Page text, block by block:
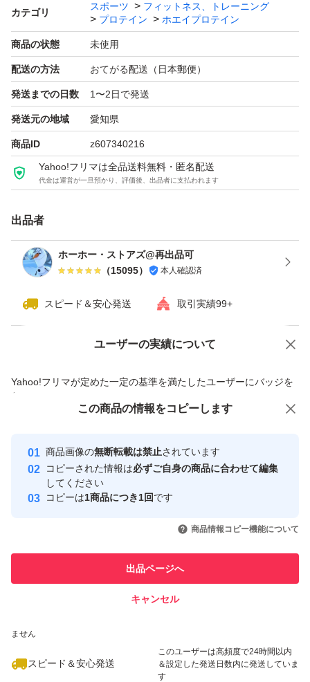
※出品物の複数まとめ買いや他出品物とのおまとめ出品
は、お気軽にお問い合わせください。
※ご購入前に、商品、発送方法等の再確認をお願い申し上
げます。
※此方より発送した際の証明の為、梱包材の一部に目印を
記す場合がございます。
※フリマサイト内規約遵守を心掛けて運用しております。
カテゴリ
スポーツ
フィットネス、トレーニング
プロテイン
ホエイプロテイン
商品の状態 未使用
配送の方法 おてがる配送（日本郵便）
発送までの日数 1〜2日で発送
発送元の地域 愛知県
商品ID z607340216
Yahoo!フリマは全品送料無料・匿名配送
代金は運営が一旦預かり、評価後、出品者に支払われます
出品者
ホーホー・ストアズ@再出品可
（15095） 本人確認済
スピード＆安心発送 取引実績99+
ユーザーの実績について
Yahoo!フリマが定めた一定の基準を満たしたユーザーにバッジを
付与しています
安心取引出品者
心・安全なユーザーです
取引実績
引を完了させた実績があります
での取引実績があります
ません
スピード＆安心発送
このユーザーは高頻度で24時間以内
＆設定した発送日数内に発送していま
す
価格の相談 商品への質問
この商品の情報をコピーします
商品画像の無断転載は禁止されています
コピーされた情報は必ずご自身の商品に合わせて編集
してください
コピーは1商品につき1回です
商品情報コピー機能について
出品ページへ
キャンセル
この商品をみている人にオススメ